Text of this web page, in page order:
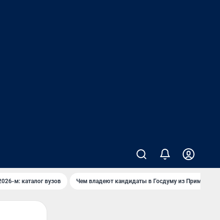
м: каталог вузов Чем владеют кандидаты в Госдуму из Приморья